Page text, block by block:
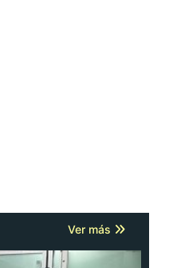
Ver más